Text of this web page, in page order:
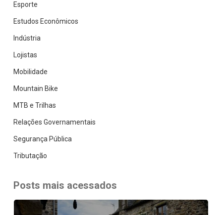
Esporte
Estudos Econômicos
Indústria
Lojistas
Mobilidade
Mountain Bike
MTB e Trilhas
Relações Governamentais
Segurança Pública
Tributação
Posts mais acessados